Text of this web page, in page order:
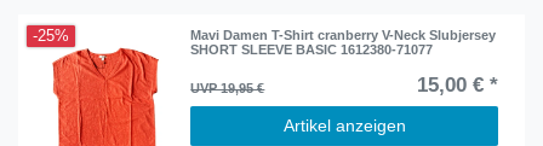
-25%
Mavi Damen T-Shirt cranberry V-Neck Slubjersey
SHORT SLEEVE BASIC 1612380-71077
UVP 19,95 € 15,00 € *
Artikel anzeigen